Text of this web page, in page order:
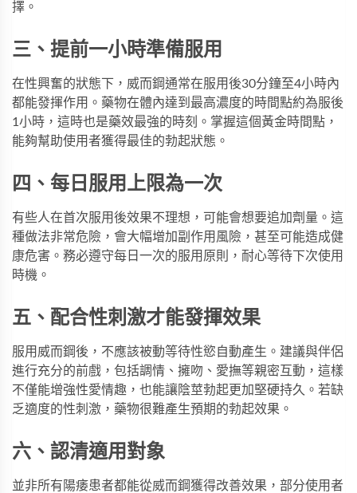
擇。
三、提前一小時準備服用
在性興奮的狀態下，威而鋼通常在服用後30分鐘至4小時內
都能發揮作用。藥物在體內達到最高濃度的時間點約為服後
1小時，這時也是藥效最強的時刻。掌握這個黃金時間點，
能夠幫助使用者獲得最佳的勃起狀態。
四、每日服用上限為一次
有些人在首次服用後效果不理想，可能會想要追加劑量。這
種做法非常危險，會大幅增加副作用風險，甚至可能造成健
康危害。務必遵守每日一次的服用原則，耐心等待下次使用
時機。
五、配合性刺激才能發揮效果
服用威而鋼後，不應該被動等待性慾自動產生。建議與伴侶
進行充分的前戲，包括調情、擁吻、愛撫等親密互動，這樣
不僅能增強性愛情趣，也能讓陰莖勃起更加堅硬持久。若缺
乏適度的性刺激，藥物很難產生預期的勃起效果。
六、認清適用對象
並非所有陽痿患者都能從威而鋼獲得改善效果，部分使用者